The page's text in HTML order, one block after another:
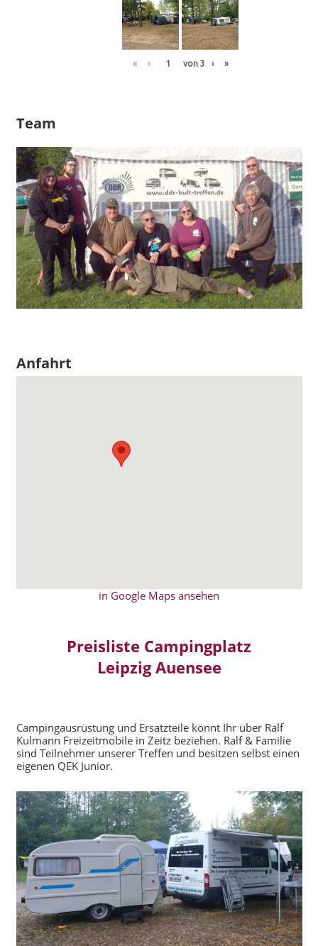
« ‹ von 3 › »
Team
Anfahrt
in Google Maps ansehen
Preisliste Campingplatz
Leipzig Auensee
Campingausrüstung und Ersatzteile könnt Ihr über Ralf
Kulmann Freizeitmobile in Zeitz beziehen. Ralf & Familie
sind Teilnehmer unserer Treffen und besitzen selbst einen
eigenen QEK Junior.